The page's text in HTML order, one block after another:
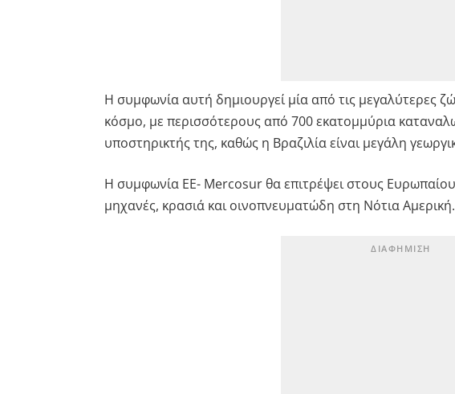
Η συμφωνία αυτή δημιουργεί μία από τις μεγαλύτερες
κόσμο, με περισσότερους από 700 εκατομμύρια
υποστηρικτής της, καθώς η Βραζιλία είναι μεγάλη
Η συμφωνία ΕΕ- Mercosur θα επιτρέψει στους
μηχανές, κρασιά και οινοπνευματώδη στη Νότια Αμερική.